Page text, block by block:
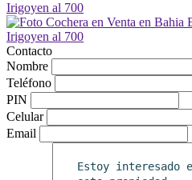
Contacto
Nombre
Teléfono
PIN
Celular
Email